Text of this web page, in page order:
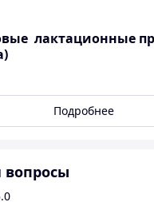
лактационные
прокладки
формой и содержат
молока и
многократно
воде .
Подробнее